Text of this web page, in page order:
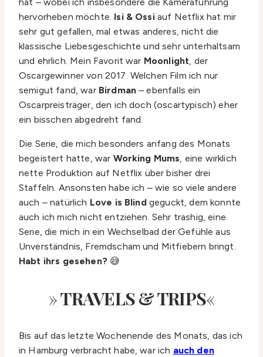
hervorheben möchte. Isi & Ossiauf Netflix hat mir
sehr gut gefallen, mal etwas anderes, nicht die
klassische Liebesgeschichte und sehr unterhaltsam
und ehrlich. Mein Favorit war Moonlight, der
Oscargewinner von 2017. Welchen Film ich nur
semigut fand, war Birdman – ebenfalls ein
Oscarpreisträger, den ich doch (oscartypisch) eher
ein bisschen abgedreht fand.
Die Serie, die mich besonders anfang des Monats
begeistert hatte, war Working Mums, eine wirklich
nette Produktion auf Netflix über bisher drei
Staffeln. Ansonsten habe ich – wie so viele andere
auch – natürlich Love is Blindgeguckt, dem konnte
auch ich mich nicht entziehen. Sehr trashig, eine
Serie, die mich in ein Wechselbad der Gefühle aus
Unverständnis, Fremdscham und Mitfiebern bringt.
Habt ihrs gesehen? 😅
»TRAVELS & TRIPS«
Bis auf das letzte Wochenende des Monats, das ich
in Hamburg verbracht habe, war ich auch den